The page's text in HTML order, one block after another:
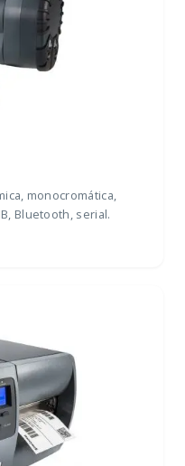
monocromática,
Bluetooth, serial.